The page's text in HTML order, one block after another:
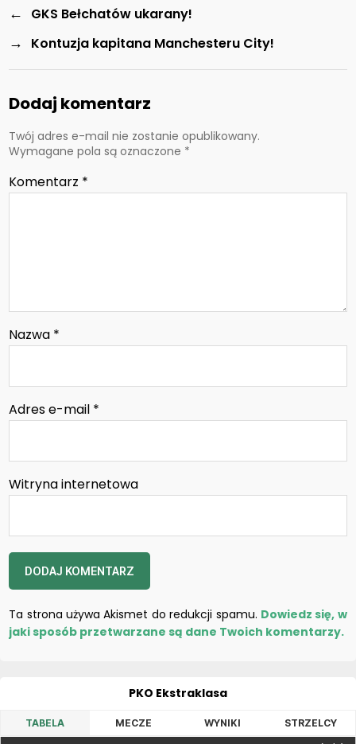
← GKS Bełchatów ukarany!
→ Kontuzja kapitana Manchesteru City!
Dodaj komentarz
Twój adres e-mail nie zostanie opublikowany.
Wymagane pola są oznaczone *
Komentarz *
Nazwa *
Adres e-mail *
Witryna internetowa
Ta strona używa Akismet do redukcji spamu. Dowiedz się, w
jaki sposób przetwarzane są dane Twoich komentarzy.
PKO Ekstraklasa
TABELA MECZE WYNIKI STRZELCY